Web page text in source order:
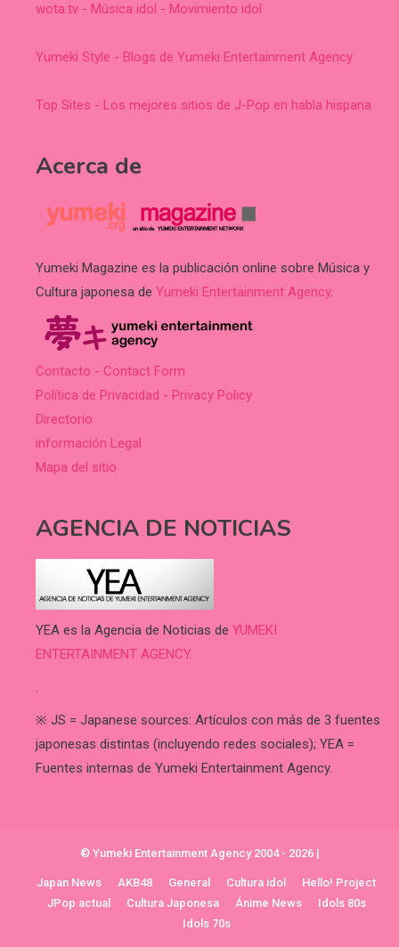
wota.tv - Música idol - Movimiento idol
Yumeki Style - Blogs de Yumeki Entertainment Agency
Top Sites - Los mejores sitios de J-Pop en habla hispana
Acerca de
Yumeki Magazine es la publicación online sobre Música y
Cultura japonesa de Yumeki Entertainment Agency.
Contacto - Contact Form
Política de Privacidad - Privacy Policy
Directorio
información Legal
Mapa del sitio
AGENCIA DE NOTICIAS
YEA es la Agencia de Noticias de YUMEKI
ENTERTAINMENT AGENCY.
.
※ JS = Japanese sources: Artículos con más de 3 fuentes
japonesas distintas (incluyendo redes sociales); YEA =
Fuentes internas de Yumeki Entertainment Agency.
© Yumeki Entertainment Agency 2004 - 2026 |
Japan News AKB48 General Cultura idol
Hello! Project
JPop actual
Cultura Japonesa Ánime News
Idols 80s
Idols 70s